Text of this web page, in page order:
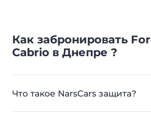
Как забронировать
Cabrio в Днепре ?
Что такое NarsCars защита?